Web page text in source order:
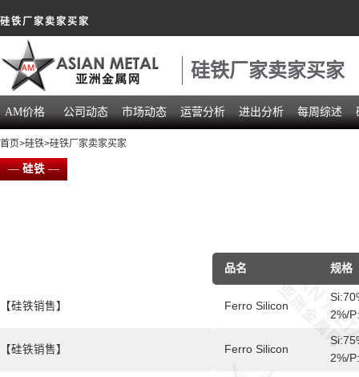
硅铁厂家卖家买家
硅铁厂家卖家买家
AM价格 公司动态 市场动态 运营分析 进出分析 每周综述
首页>硅铁>硅铁厂家卖家买家
—硅铁—
【硅铁销售】
【硅铁销售】
品名 规格
Ferro Silicon
2%/
Ferro Silicon
2%/